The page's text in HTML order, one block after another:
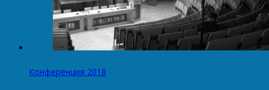
Конференция 2018